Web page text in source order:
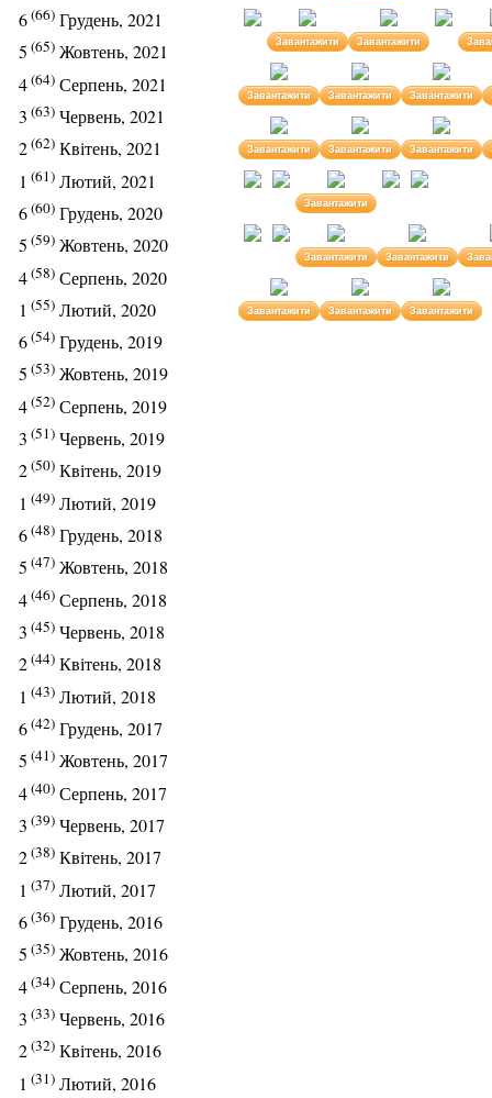
6(66) Грудень, 2021
5 (65) Жовтень, 2021
4(64) Серпень, 2021
3 (63) Червень, 2021
2(62) Квітень, 2021
1 (61) Лютий, 2021
6(60) Грудень, 2020
5 (59) Жовтень, 2020
4(58) Серпень, 2020
1 (55) Лютий, 2020
6(54) Грудень, 2019
5 (53) Жовтень, 2019
4(52) Серпень, 2019
3 (51) Червень, 2019
2(50) Квітень, 2019
1 (49) Лютий, 2019
6(48) Грудень, 2018
5 (47) Жовтень, 2018
4(46) Серпень, 2018
3 (45) Червень, 2018
2(44) Квітень, 2018
1 (43) Лютий, 2018
6(42) Грудень, 2017
5 (41) Жовтень, 2017
4(40) Серпень, 2017
3 (39) Червень, 2017
2(38) Квітень, 2017
1 (37) Лютий, 2017
6(36) Грудень, 2016
5 (35) Жовтень, 2016
4(34) Серпень, 2016
3 (33) Червень, 2016
2(32) Квітень, 2016
1 (31) Лютий, 2016
Завантажити Завантажити
Завантажити Завантажити Завантажити
Завантажити Завантажити Завантажити
Завантажити
Завантажити Завантажити
Завантажити Завантажити Завантажити